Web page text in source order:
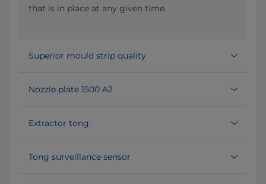
that is in place at any given time.
Superior mould strip quality
Nozzle plate 1500 A2
Extractor tong
Tong surveillance sensor